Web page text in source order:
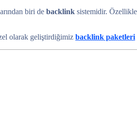
biri de backlink sistemidir.
olarak geliştirdiğimiz backlink paketleri